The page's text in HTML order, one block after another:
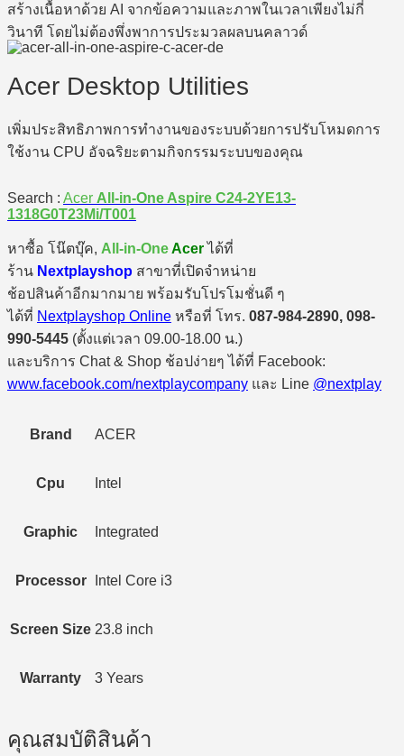
สร้างเนื้อหาด้วย AI จากข้อความและภาพในเวลาเพียงไม่กี่
วินาที โดยไม่ต้องพึ่งพาการประมวลผลบนคลาวด์
Acer Desktop Utilities
เพิ่มประสิทธิภาพการทำงานของระบบด้วยการปรับโหมดการ
ใช้งาน CPU อัจฉริยะตามกิจกรรมระบบของคุณ
Search : Acer All-in-One Aspire C24-2YE13-
1318G0T23Mi/T001
หาซื้อ โน๊ตบุ๊ค, All-in-OneAcerได้ที่
ร้าน Nextplayshop สาขาที่เปิดจำหน่าย
ช้อปสินค้าอีกมากมาย พร้อมรับโปรโมชั่นดี ๆ
ได้ที่ Nextplayshop Online หรือที่ โทร. 087-984-2890, 098-
990-5445 (ตั้งแต่เวลา 09.00-18.00 น.)
และบริการ Chat & Shop ช้อปง่ายๆ ได้ที่ Facebook:
www.facebook.com/nextplaycompany และ Line @nextplay
Brand ACER
Cpu Intel
Graphic Integrated
Processor Intel Core i3
Screen Size 23.8 inch
Warranty 3 Years
คุณสมบัติสินค้า